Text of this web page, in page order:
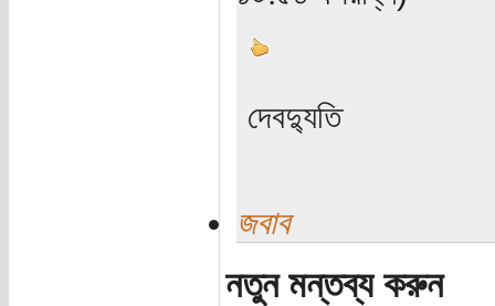
দেবদ্যুতি
জবাব
নতুন মন্তব্য করুন